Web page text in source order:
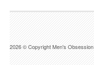
2026 © Copyright Men's Obsession